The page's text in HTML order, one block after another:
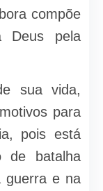
compõe
Deus pela
sua vida,
para
pois está
de batalha
guerra e na